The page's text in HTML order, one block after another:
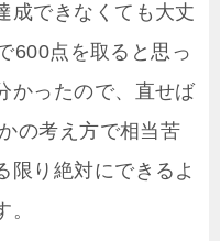
成できなくても大丈
600点を取ると思っ
かったので、直せば
の考え方で相当苦
限り絶対にできるよ